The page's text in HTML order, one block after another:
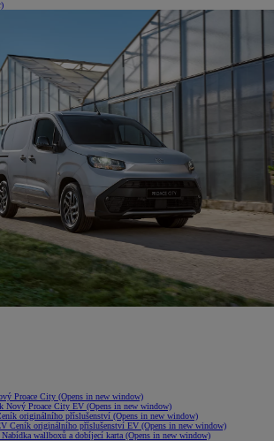
Proace City (Opens in new window)
Nový Proace City EV (Opens in new window)
originálního příslušenství (Opens in new window)
Ceník originálního příslušenství EV (Opens in new window)
Nabídka wallboxů a dobíjecí karta (Opens in new window)